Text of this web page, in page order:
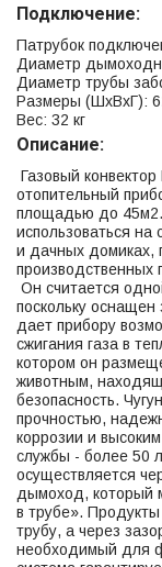
Подключение:
Патрубок
Диаметр
Диаметр трубы
Размеры (ШхВхГ):
Вес: 32 кг
Описание:
Газовый
отопительный
площадью до
использоваться на
и дачных домиках,
производственных
Он считается
поскольку оснащен
дает прибору
сжигания газа в
котором он
животным,
безопасность.
прочностью,
коррозии и
службы - более 50
осуществляется
дымоход, который
в трубе».
трубу, а через
необходимый для